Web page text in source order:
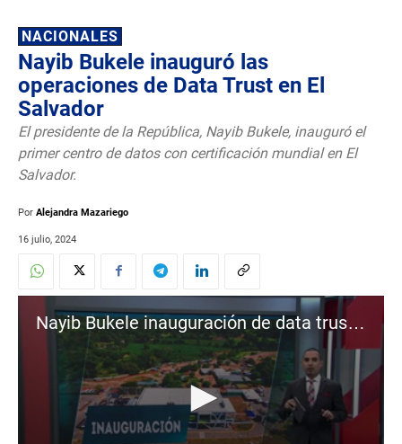
NACIONALES
Nayib Bukele inauguró las
operaciones de Data Trust en El
Salvador
El presidente de la República, Nayib Bukele, inauguró el
primer centro de datos con certificación mundial en El
Salvador.
Por Alejandra Mazariego
16 julio, 2024
Nayib Bukele inauguración de data trust inicia operaciones en El Salvador